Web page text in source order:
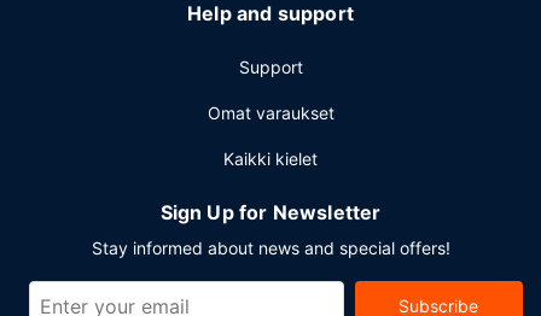
Help and support
Support
Omat varaukset
Kaikki kielet
Sign Up for Newsletter
Stay informed about news and special offers!
Subscribe